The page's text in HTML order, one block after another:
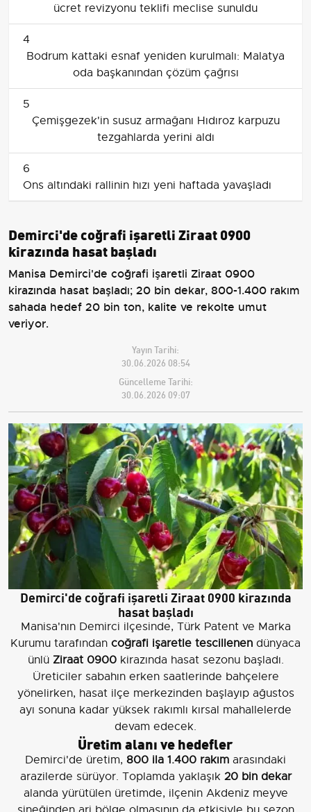
ücret revizyonu teklifi meclise sunuldu
4
Bodrum kattaki esnaf yeniden kurulmalı: Malatya
oda başkanından çözüm çağrısı
5
Çemişgezek'in susuz armağanı Hıdıroz karpuzu
tezgahlarda yerini aldı
6
Ons altındaki rallinin hızı yeni haftada yavaşladı
Demirci'de coğrafi işaretli Ziraat 0900
kirazında hasat başladı
Manisa Demirci'de coğrafi işaretli Ziraat 0900
kirazında hasat başladı; 20 bin dekar, 800-1.400 rakım
sahada hedef 20 bin ton, kalite ve rekolte umut
veriyor.
Yayın Tarihi:
30.06.2026 08:54
Güncelleme Tarihi:
30.06.2026 09:07
Demirci'de coğrafi işaretli Ziraat 0900 kirazında
hasat başladı
Manisa'nın Demirci ilçesinde, Türk Patent ve Marka
Kurumu tarafından coğrafi işaretle tescillenen dünyaca
ünlü Ziraat 0900kirazında hasat sezonu başladı.
Üreticiler sabahın erken saatlerinde bahçelere
yönelirken, hasat ilçe merkezinden başlayıp ağustos
ayı sonuna kadar yüksek rakımlı kırsal mahallelerde
devam edecek.
Üretim alanı ve hedefler
Demirci'de üretim, 800 ila 1.400 rakım arasındaki
arazilerde sürüyor. Toplamda yaklaşık 20 bin dekar
alanda yürütülen üretimde, ilçenin Akdeniz meyve